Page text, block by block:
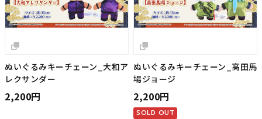
ぬいぐるみキーチェーン_大和ア
レクサンダー
2,200円
ぬいぐるみキーチェーン_高田馬
場ジョージ
2,200円
SOLD OUT